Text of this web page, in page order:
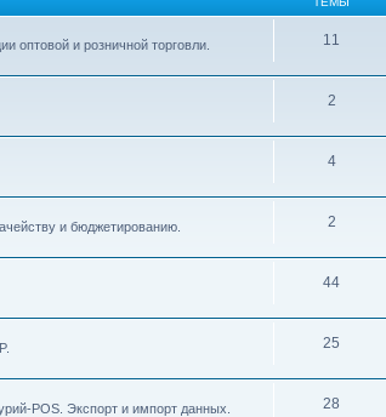
оптовой и розничной торговли. 11
2
4
и бюджетированию. 2
44
25
POS. Экспорт и импорт данных. 28